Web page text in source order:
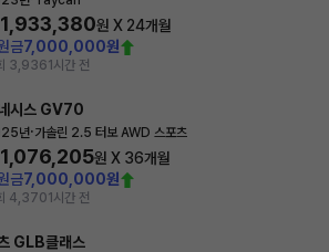
1,933,380원 X 24개월
금7,000,000원
3,9361시간 전
시스 GV70
년·가솔린 2.5 터보 AWD 스포츠
1,076,205원 X 36개월
금7,000,000원
4,3701시간 전
GLB클래스